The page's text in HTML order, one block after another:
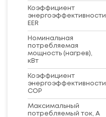
Коэффициент
энергоэффективности
EER
Номинальная
потребляемая
мощность (нагрев),
кВт
Коэффициент
энергоэффективности
COP
Максимальный
потребляемый ток, А